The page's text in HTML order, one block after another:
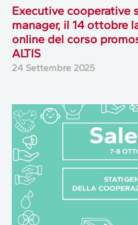
Executive cooperative
manager, il 14 ottobre
online del corso
ALTIS
24 Settembre 2025